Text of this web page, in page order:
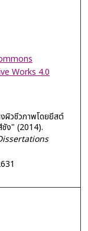
Works 4.0
วชีวภาพโดยยีสต์
ชัง" (2014).